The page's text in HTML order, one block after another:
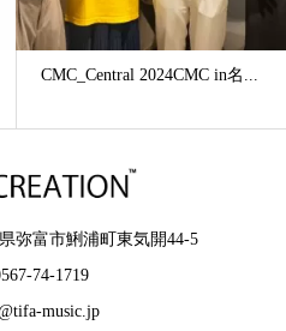
CMC_Central 2024CMC in名...
弥富市鯏浦町東気開44-5
74-1719
music.jp